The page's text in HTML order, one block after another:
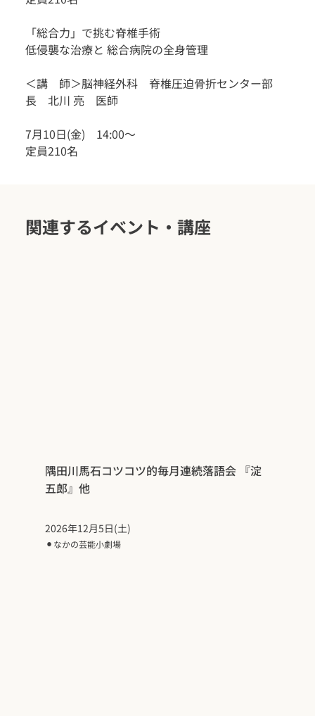
「総合力」で挑む脊椎手術
低侵襲な治療と 総合病院の全身管理
＜講　師＞脳神経外科　脊椎圧迫骨折センター部
長　北川 亮　医師
7月10日(金)　14:00～
定員210名
隅田川馬石コツコツ的毎月連続落語会 『淀
五郎』他
2026年12月5日(土)
なかの芸能小劇場
⚫︎
関連するイベント・講座